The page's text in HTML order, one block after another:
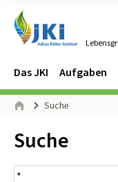
Navigation
Hauptmenü
Das JKI Aufgaben
Seitenpfad
Suche
Inhalt:
Suche
Suchergebnis